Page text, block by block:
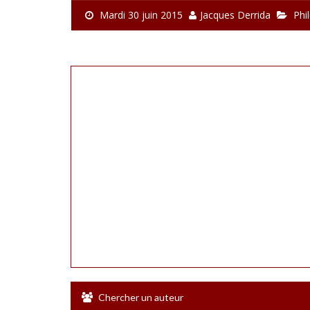
Mardi 30 juin 2015 Jacques Derrida
Chercher un auteur